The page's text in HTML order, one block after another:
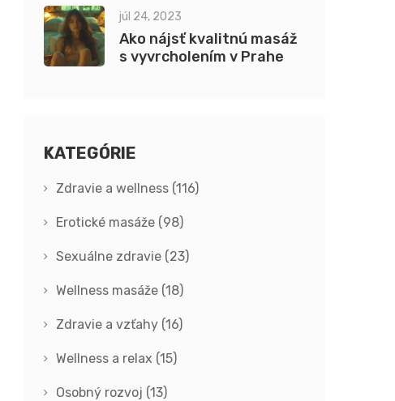
júl 24, 2023
Ako nájsť kvalitnú masáž
s vyvrcholením v Prahe
KATEGÓRIE
Zdravie a wellness (116)
Erotické masáže (98)
Sexuálne zdravie (23)
Wellness masáže (18)
Zdravie a vzťahy (16)
Wellness a relax (15)
Osobný rozvoj (13)